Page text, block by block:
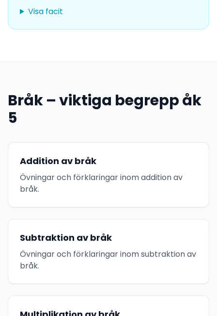
Visa facit
Bråk – viktiga begrepp åk
5
Addition av bråk
Övningar och förklaringar inom addition av
bråk.
Subtraktion av bråk
Övningar och förklaringar inom subtraktion av
bråk.